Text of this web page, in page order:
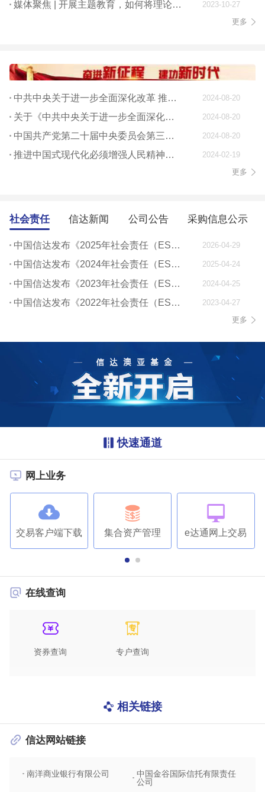
媒体聚焦 | 开展主题教育，如何将理论学习贯穿始终
2023-10-27
更多
中共中央关于进一步全面深化改革 推进中国式现代化的决定 2024-08-20
关于《中共中央关于进一步全面深化改革、 推进中国式现代化的决定》的说明 2024-08-20
中国共产党第二十届中央委员会第三次全体会议公报 2024-08-20
推进中国式现代化必须增强人民精神力量
2024-02-19
更多
社会责任 信达新闻 公司公告 采购信息公示
中国信达发布《2025年社会责任（ESG）报告》 2026-04-29
中国信达发布《2024年社会责任（ESG）报告》 2025-04-24
中国信达发布《2023年社会责任（ESG）报告》 2024-04-25
中国信达发布《2022年社会责任（ESG）报告》
2023-04-27
更多
快速通道
网上业务
交易客户端下载 集合资产管理 e达通网上交易
在线查询
资券查询 专户查询
相关链接
信达网站链接
南洋商业银行有限公司
中国金谷国际信托有限责任
公司